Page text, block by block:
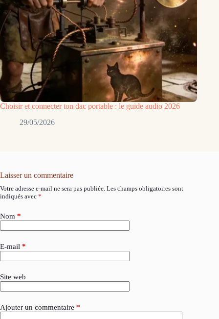
Choisir et connecter ton dac portable : le guide audio 2026
29/05/2026
Laisser un commentaire
Votre adresse e-mail ne sera pas publiée. Les champs obligatoires sont
indiqués avec *
Nom *
E-mail *
Site web
Ajouter un commentaire *